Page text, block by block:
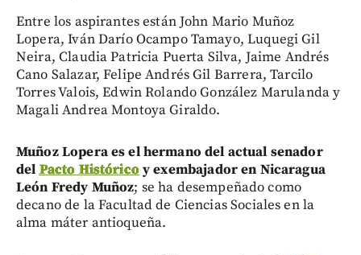
Entre los aspirantes están John Mario Muñoz
Lopera, Iván Darío Ocampo Tamayo, Luquegi Gil
Neira, Claudia Patricia Puerta Silva, Jaime Andrés
Cano Salazar, Felipe Andrés Gil Barrera, Tarcilo
Torres Valois, Edwin Rolando González Marulanda y
Magali Andrea Montoya Giraldo.
Muñoz Lopera es el hermano del actual senador
del Pacto Históricoy exembajador en Nicaragua
León Fredy Muñoz; se ha desempeñado como
decano de la Facultad de Ciencias Sociales en la
alma máter antioqueña.